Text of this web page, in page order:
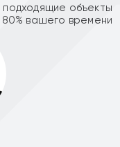
объекты
80% вашего времени